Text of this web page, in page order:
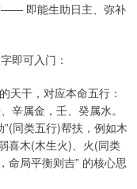
即能生助日主、弥补
即可入门：
天干，对应本命五行：
辛属金，壬、癸属水。
同类五行)帮扶，例如木
喜木(木生火)、火(同类
命局平衡则吉” 的核心思